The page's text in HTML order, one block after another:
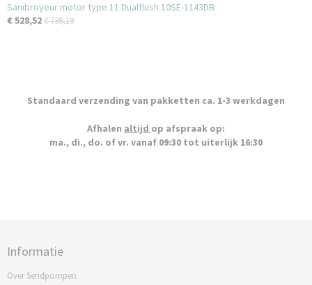
Sanibroyeur motor type 11 Dualflush 10SE-1143DB
€ 528,52€ 739,19
Standaard verzending van pakketten ca. 1-3 werkdagen
Afhalen altijd op afspraak op:
ma., di., do. of vr. vanaf 09:30 tot uiterlijk 16:30
Informatie
Over Sendpompen